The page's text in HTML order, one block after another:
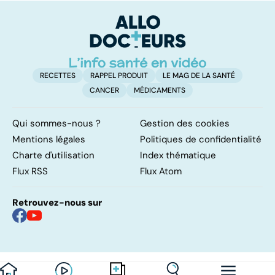
RECETTES RAPPEL PRODUIT
LE MAG DE LA SANTÉ
CANCER
MÉDICAMENTS
Qui sommes-nous ?
Gestion des cookies
Mentions légales
Politiques de confidentialité
Charte d'utilisation
Index thématique
Flux RSS
Flux Atom
Retrouvez-nous sur